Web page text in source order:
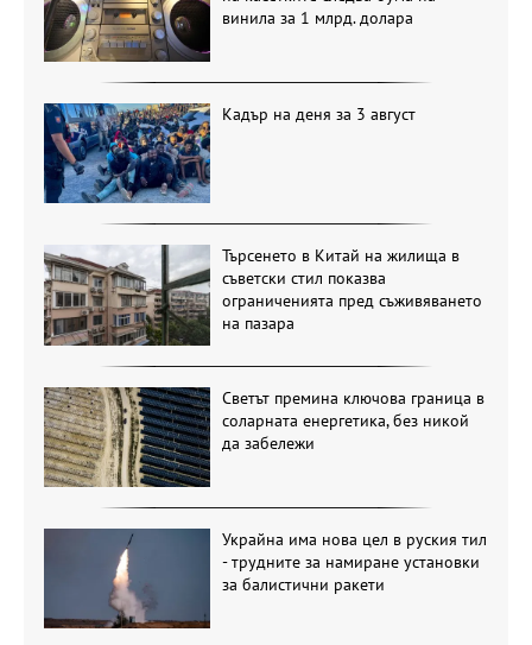
винила за 1 млрд. долара
Кадър на деня за 3 август
Търсенето в Китай на жилища в
съветски стил показва
ограниченията пред съживяването
на пазара
Светът премина ключова граница в
соларната енергетика, без никой
да забележи
Украйна има нова цел в руския тил
- трудните за намиране установки
за балистични ракети